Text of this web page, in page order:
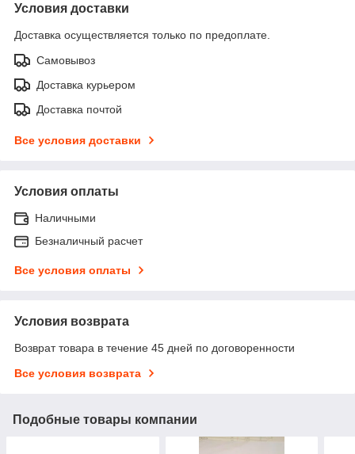
Условия доставки
Доставка осуществляется только по предоплате.
Самовывоз
Доставка курьером
Доставка почтой
Все условия доставки
Условия оплаты
Наличными
Безналичный расчет
Все условия оплаты
Условия возврата
Возврат товара в течение 45 дней по договоренности
Все условия возврата
Подобные товары компании